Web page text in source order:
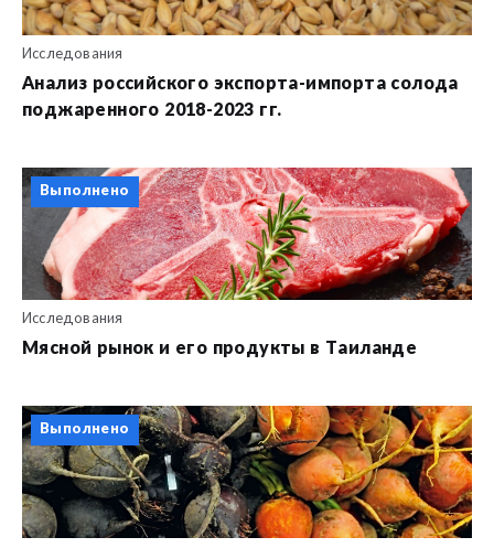
Исследования
Анализ российского экспорта-импорта солода
поджаренного 2018-2023 гг.
Выполнено
Исследования
Мясной рынок и его продукты в Таиланде
Выполнено